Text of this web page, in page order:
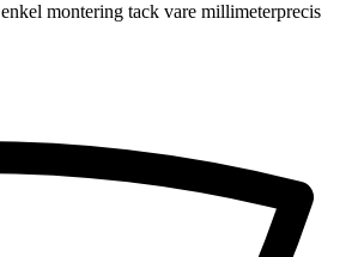
enkel montering tack vare millimeterprecis